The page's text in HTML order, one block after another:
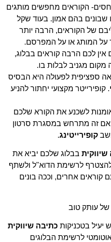
הקוראים מחפשים מותגים
שבונים בהם אמון. בעוד שקל
של הקוראים, הרבה יותר
על המותג או על המפרסם.
לכם הרבה קוראים בבלוג,
מקום מגניב לבלות בו.
ספציפית לפעולה היא הבסיס
. קופירייטר מקצועי יחתור להניע
לשכנע את הקורא שלכם
אם זה מתרחש במסגרת סרטון
קופירייטינג.
בבלוג שלכם יביא את
לרשימת הדוא"ל ולשתף
אחרים, וככה בונים
של עותק טוב
יעיל בטכניקות כתיבה שיווקית
לרשימת הבלוגים